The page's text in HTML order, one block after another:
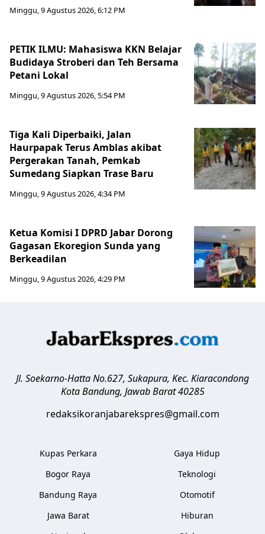
Minggu, 9 Agustus 2026, 6:12 PM
PETIK ILMU: Mahasiswa KKN Belajar
Budidaya Stroberi dan Teh Bersama
Petani Lokal
Minggu, 9 Agustus 2026, 5:54 PM
Tiga Kali Diperbaiki, Jalan
Haurpapak Terus Amblas akibat
Pergerakan Tanah, Pemkab
Sumedang Siapkan Trase Baru
Minggu, 9 Agustus 2026, 4:34 PM
Ketua Komisi I DPRD Jabar Dorong
Gagasan Ekoregion Sunda yang
Berkeadilan
Minggu, 9 Agustus 2026, 4:29 PM
Jl. Soekarno-Hatta No.627, Sukapura, Kec. Kiaracondong
Kota Bandung, Jawab Barat 40285
redaksikoranjabarekspres@gmail.com
Kupas Perkara
Bogor Raya
Bandung Raya
Jawa Barat
Gaya Hidup
Teknologi
Otomotif
Hiburan